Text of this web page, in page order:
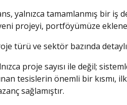
yalnızca tamamlanmış bir iş
projeyi, portföyümüze
türü ve sektör bazında
proje sayısı ile değil;
tesislerin önemli bir kısmı,
sağlamıştır.